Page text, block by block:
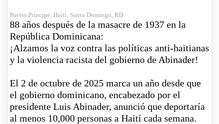
Puerto Príncipe, Haití; Santo Domingo, RD
88 años después de la masacre de 1937 en la
República Dominicana:
¡Alzamos la voz contra las políticas anti-haitianas
y la violencia racista del gobierno de Abinader!
El 2 de octubre de 2025 marca un año desde que
el gobierno dominicano, encabezado por el
presidente Luis Abinader, anunció que deportaría
al menos 10,000 personas a Haití cada semana.